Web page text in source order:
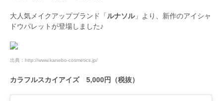
大人気メイクアップブランド「 ルナソル」より、新作のアイシャ
ドウパレットが登場しました♪
出典： http://www.kanebo-cosmetics.jp/
カラフルスカイアイズ 5,000円（税抜）